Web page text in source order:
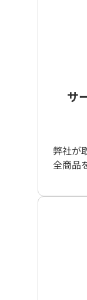
サ
弊社が
全商品
各種規約
特定商
関す